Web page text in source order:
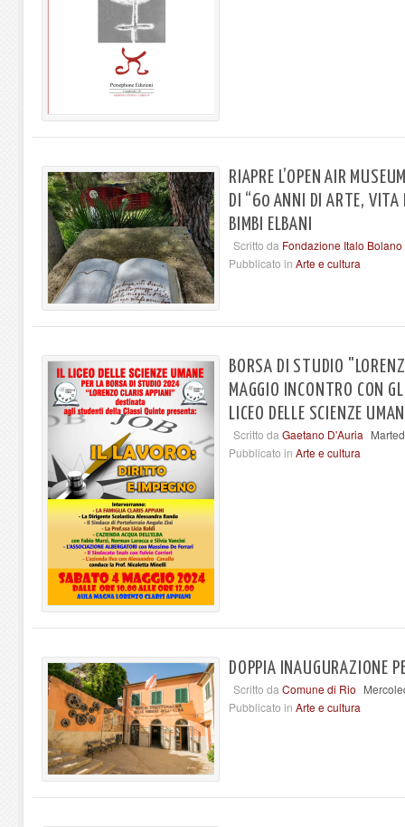
RIAPRE L’OPEN AIR
DI “60 ANNI DI ARTE, VITA
BIMBI ELBANI
Scritto da Fondazione Italo Bolano
Pubblicato in Arte e cultura
BORSA DI STUDIO
MAGGIO INCONTRO CON
LICEO DELLE SCIENZE
Scritto da Gaetano D'Auria
Pubblicato in Arte e cultura
DOPPIA INAUGURAZIONE
Scritto da Comune di Rio
Pubblicato in Arte e cultura